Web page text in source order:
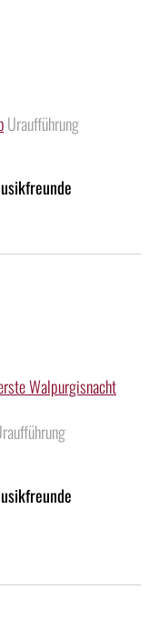
Uraufführung
Walpurgisnacht